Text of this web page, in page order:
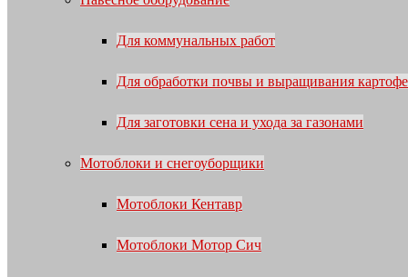
Для коммунальных работ
Для обработки почвы и выращивания
Для заготовки сена и ухода за газонами
Мотоблоки и снегоуборщики
Мотоблоки Кентавр
Мотоблоки Мотор Сич